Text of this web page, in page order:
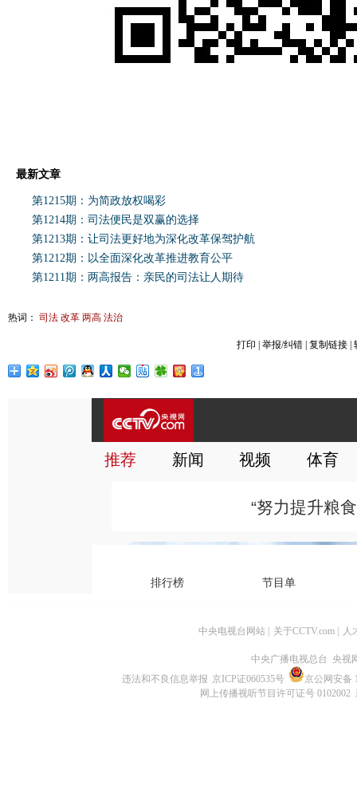
最新文章
第1215期：为简政放权喝彩
第1214期：司法便民是双赢的选择
第1213期：让司法更好地为深化改革保驾护航
第1212期：以全面深化改革推进教育公平
第1211期：两高报告：亲民的司法让人期待
热词： 司法 改革 两高 法治
打印 举报/纠错 复制链接
中央电视台网站 关于CCTV.com 人
中央广播电视总台 央视
违法和不良信息举报 京ICP证060535号
京公网安备
网上传播视听节目许可证号 0102002